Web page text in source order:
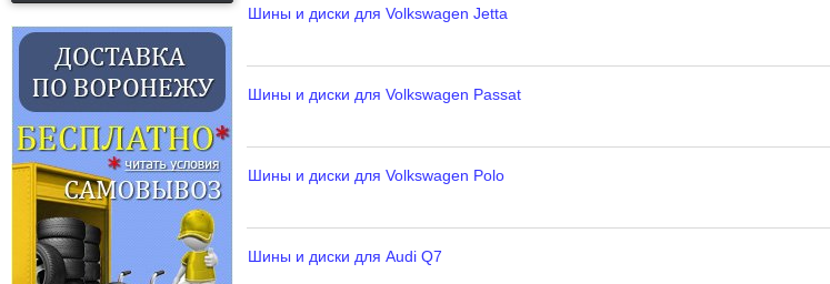
Шины и диски для Volkswagen Jetta
Шины и диски для Volkswagen Passat
Шины и диски для Volkswagen Polo
Шины и диски для Audi Q7